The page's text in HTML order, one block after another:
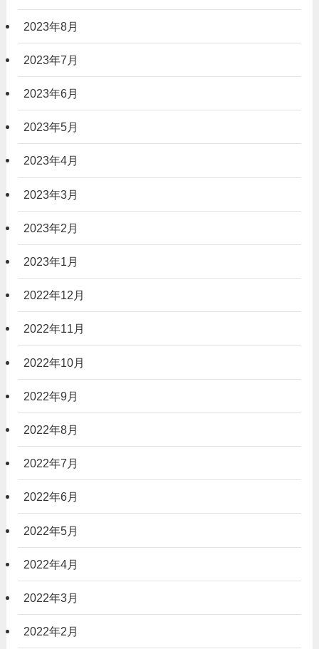
2023年8月
2023年7月
2023年6月
2023年5月
2023年4月
2023年3月
2023年2月
2023年1月
2022年12月
2022年11月
2022年10月
2022年9月
2022年8月
2022年7月
2022年6月
2022年5月
2022年4月
2022年3月
2022年2月